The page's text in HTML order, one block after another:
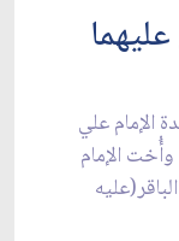
الإمام علي
الإمام